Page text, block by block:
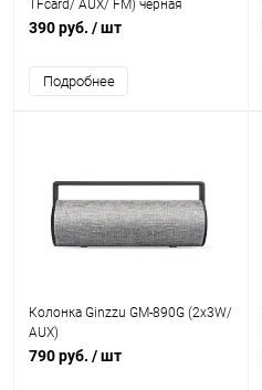
TFcard/ AUX/ FM) черная
390 руб. / шт
Подробнее
Колонка Ginzzu GM-890G (2x3W/
AUX)
790 руб. / шт